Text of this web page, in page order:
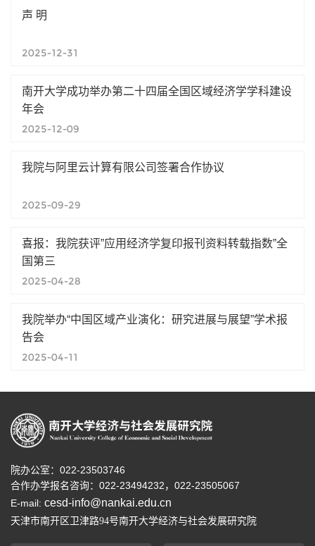
声 明
2025-12-31
南开大学成功举办第二十四届全国区域经济学学科建设
年会
2025-12-09
我院与阿里云计算有限公司签署合作协议
2025-09-29
喜报：我院获评”应用经济学复印报刊资料转载指数”全
国第三
2025-04-28
我院举办“中国区域产业演化：研究进展与展望”学术报
告会
2025-04-11
院办公室：022-23503746
合作办学报名咨询： 022-23494232， 022-23505067
E-mail: cesd-info@nankai.edu.cn
天津市南开区卫津路94号南开大学经济与社会发展研究院